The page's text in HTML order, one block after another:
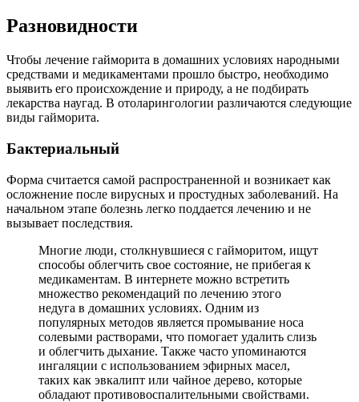
Разновидности
Чтобы лечение гайморита в домашних условиях народными
средствами и медикаментами прошло быстро, необходимо
выявить его происхождение и природу, а не подбирать
лекарства наугад. В отоларингологии различаются следующие
виды гайморита.
Бактериальный
Форма считается самой распространенной и возникает как
осложнение после вирусных и простудных заболеваний. На
начальном этапе болезнь легко поддается лечению и не
вызывает последствия.
Многие люди, столкнувшиеся с гайморитом, ищут
способы облегчить свое состояние, не прибегая к
медикаментам. В интернете можно встретить
множество рекомендаций по лечению этого
недуга в домашних условиях. Одним из
популярных методов является промывание носа
солевыми растворами, что помогает удалить слизь
и облегчить дыхание. Также часто упоминаются
ингаляции с использованием эфирных масел,
таких как эвкалипт или чайное дерево, которые
обладают противовоспалительными свойствами.